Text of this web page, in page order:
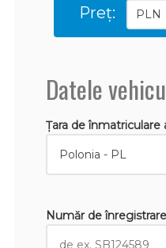
Preț:
Datele
Țara de înmatriculare
Număr de